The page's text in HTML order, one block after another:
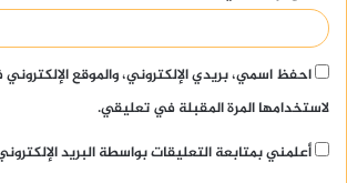
احفظ اسمي، بريدي الإلكتروني، والموقع
لاستخدامها المرة المقبلة في تعليقي.
أعلمني بمتابعة التعليقات بواسطة البريد